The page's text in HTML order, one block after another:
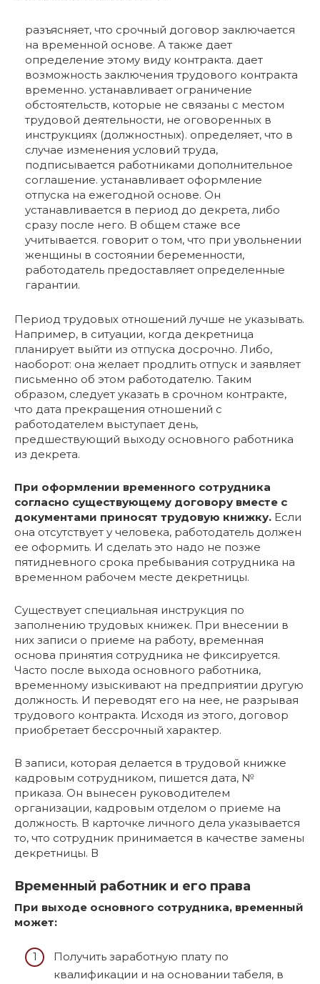
разъясняет, что срочный договор заключается
на временной основе. А также дает
определение этому виду контракта. дает
возможность заключения трудового контракта
временно. устанавливает ограничение
обстоятельств, которые не связаны с местом
трудовой деятельности, не оговоренных в
инструкциях (должностных). определяет, что в
случае изменения условий труда,
подписывается работниками дополнительное
соглашение. устанавливает оформление
отпуска на ежегодной основе. Он
устанавливается в период до декрета, либо
сразу после него. В общем стаже все
учитывается. говорит о том, что при увольнении
женщины в состоянии беременности,
работодатель предоставляет определенные
гарантии.
Период трудовых отношений лучше не указывать.
Например, в ситуации, когда декретница
планирует выйти из отпуска досрочно. Либо,
наоборот: она желает продлить отпуск и заявляет
письменно об этом работодателю. Таким
образом, следует указать в срочном контракте,
что дата прекращения отношений с
работодателем выступает день,
предшествующий выходу основного работника
из декрета.
При оформлении временного сотрудника
согласно существующему договору вместе с
документами приносят трудовую книжку. Если
она отсутствует у человека, работодатель должен
ее оформить. И сделать это надо не позже
пятидневного срока пребывания сотрудника на
временном рабочем месте декретницы.
Существует специальная инструкция по
заполнению трудовых книжек. При внесении в
них записи о приеме на работу, временная
основа принятия сотрудника не фиксируется.
Часто после выхода основного работника,
временному изыскивают на предприятии другую
должность. И переводят его на нее, не разрывая
трудового контракта. Исходя из этого, договор
приобретает бессрочный характер.
В записи, которая делается в трудовой книжке
кадровым сотрудником, пишется дата, №
приказа. Он вынесен руководителем
организации, кадровым отделом о приеме на
должность. В карточке личного дела указывается
то, что сотрудник принимается в качестве замены
декретницы. В
Временный работник и его права
При выходе основного сотрудника, временный
может:
Получить заработную плату по
квалификации и на основании табеля, в